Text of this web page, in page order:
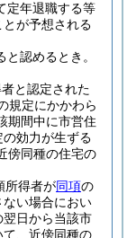
定年退職する等
が予想される
認めるとき。
と認定された
規定にかかわら
期間中に市営住
効力が生ずる
傍同種の住宅の
所得者が同項の
い場合におい
日から当該市
、近傍同種の